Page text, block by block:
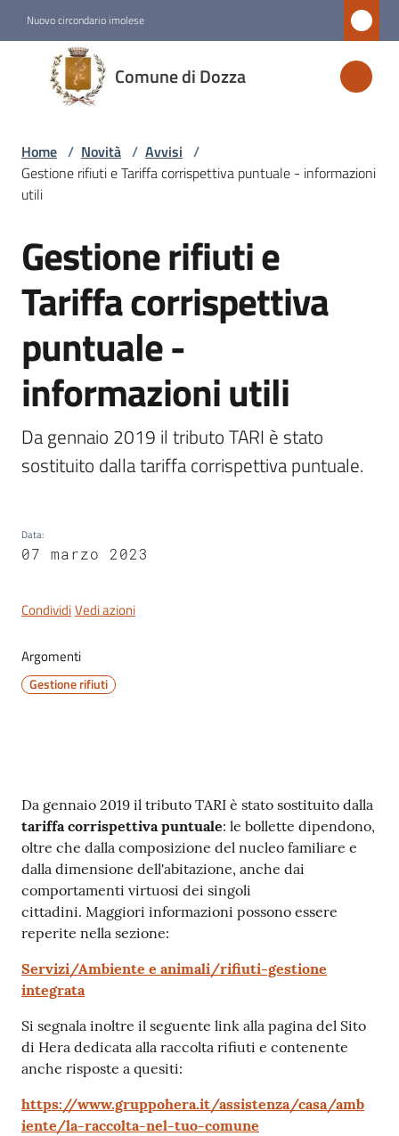
Nuovo circondario imolese
Comune di Dozza
Comune
di
Dozza
Amministrazione
Novità
Menu selezionato
Servizi
Vivere
Dozza
line
gli
Home / Novità / Avvisi /
Gestione rifiuti e Tariffa corrispettiva puntuale - informazioni
utili
Salta al contenuto
Gestione rifiuti e
Tariffa corrispettiva
puntuale -
informazioni utili
Da gennaio 2019 il tributo TARI è stato
sostituito dalla tariffa corrispettiva puntuale.
Data:
07 marzo 2023
CondividiVedi azioni
Argomenti
Gestione rifiuti
Contenuto
Da gennaio 2019 il tributo TARI è stato sostituito dalla
tariffa corrispettiva puntuale: le bollette dipendono,
oltre che dalla composizione del nucleo familiare e
dalla dimensione dell'abitazione, anche dai
comportamenti virtuosi dei singoli
cittadini. Maggiori informazioni possono essere
reperite nella sezione:
Servizi/Ambiente e animali/rifiuti-gestione
integrata
Si segnala inoltre il seguente link alla pagina del Sito
di Hera dedicata alla raccolta rifiuti e contenente
anche risposte a quesiti:
https://www.gruppohera.it/assistenza/casa/amb
iente/la-raccolta-nel-tuo-comune